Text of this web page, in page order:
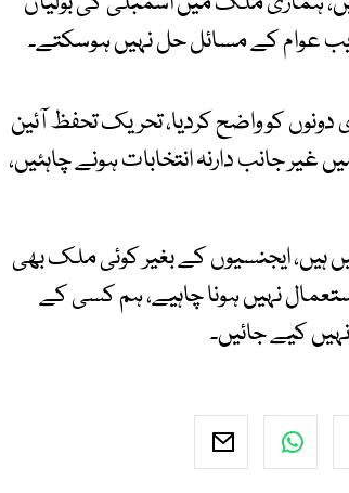
عوام کے مسائل حل نہیں ہوسکتے۔
دونوں کو واضح کردیا، تحریک تحفظ آئین
جانب دارنہ انتخابات ہونے چاہئیں،
ایجنسیوں کے بغیر کوئی ملک بھی
نہیں ہونا چاہیے، ہم کسی کے
کیے جائیں۔